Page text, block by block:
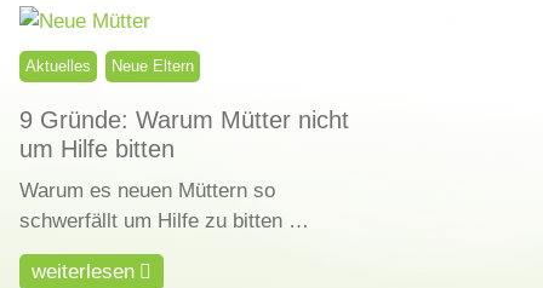
Aktuelles Neue Eltern
9 Gründe: Warum Mütter nicht
um Hilfe bitten
Warum es neuen Müttern so
schwerfällt um Hilfe zu bitten …
weiterlesen